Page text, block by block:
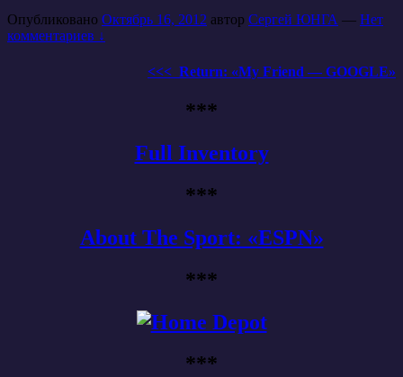
Опубликовано Октябрь 16, 2012 автор Сергей ЮНГА — Нет
комментариев ↓
<<< Return: «My Friend — GOOGLE»
***
Full Inventory
***
About The Sport: «ESPN»
***
***